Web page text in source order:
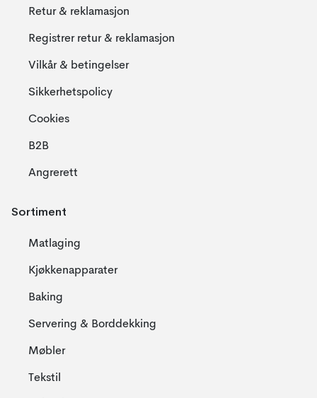
Retur & reklamasjon
Registrer retur & reklamasjon
Vilkår & betingelser
Sikkerhetspolicy
Cookies
B2B
Angrerett
Sortiment
Matlaging
Kjøkkenapparater
Baking
Servering & Borddekking
Møbler
Tekstil